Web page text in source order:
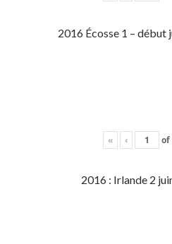
2016 Écosse 1 –
« ‹ of
2016 : Irlande 2